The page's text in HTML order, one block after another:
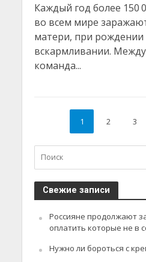
Каждый год более 150
во всем мире
матери, при
вскармливании.
команда...
1 2 3
Свежие записи
Россияне продолжают
оплатить которые не в
Нужно ли бороться с